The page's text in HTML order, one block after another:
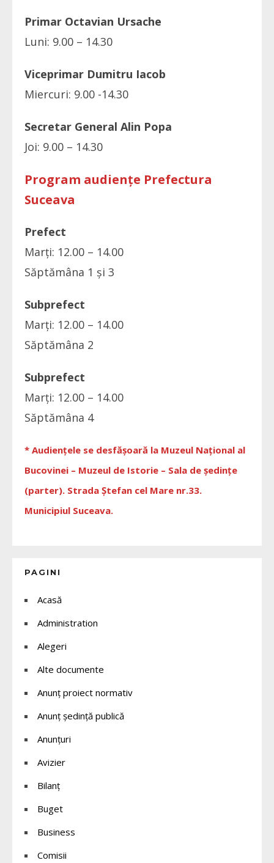
Primar Octavian Ursache
Luni: 9.00 – 14.30
Viceprimar Dumitru Iacob
Miercuri: 9.00 -14.30
Secretar General Alin Popa
Joi: 9.00 – 14.30
Program audiențe Prefectura
Suceava
Prefect
Marți: 12.00 – 14.00
Săptămâna 1 și 3
Subprefect
Marți: 12.00 – 14.00
Săptămâna 2
Subprefect
Marți: 12.00 – 14.00
Săptămâna 4
* Audiențele se desfășoară la Muzeul Național al
Bucovinei – Muzeul de Istorie – Sala de ședințe
(parter). Strada Ștefan cel Mare nr.33.
Municipiul Suceava.
PAGINI
Acasă
Administration
Alegeri
Alte documente
Anunț proiect normativ
Anunț ședință publică
Anunțuri
Avizier
Bilanț
Buget
Business
Comisii